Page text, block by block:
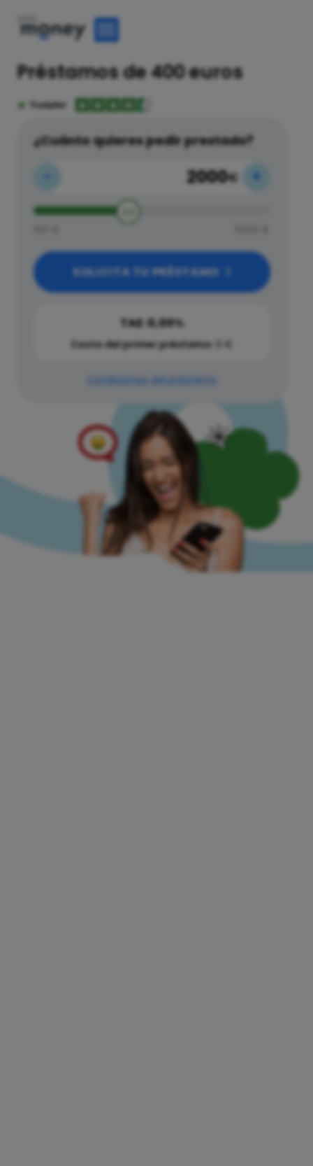
Préstamos de 400 euros
¿Cuánto quieres pedir prestado?
€ +
SOLICITA TU PRÉSTAMO
TAE: 0,00%
Costo del primer préstamo: 0 €
Condiciones del préstamo